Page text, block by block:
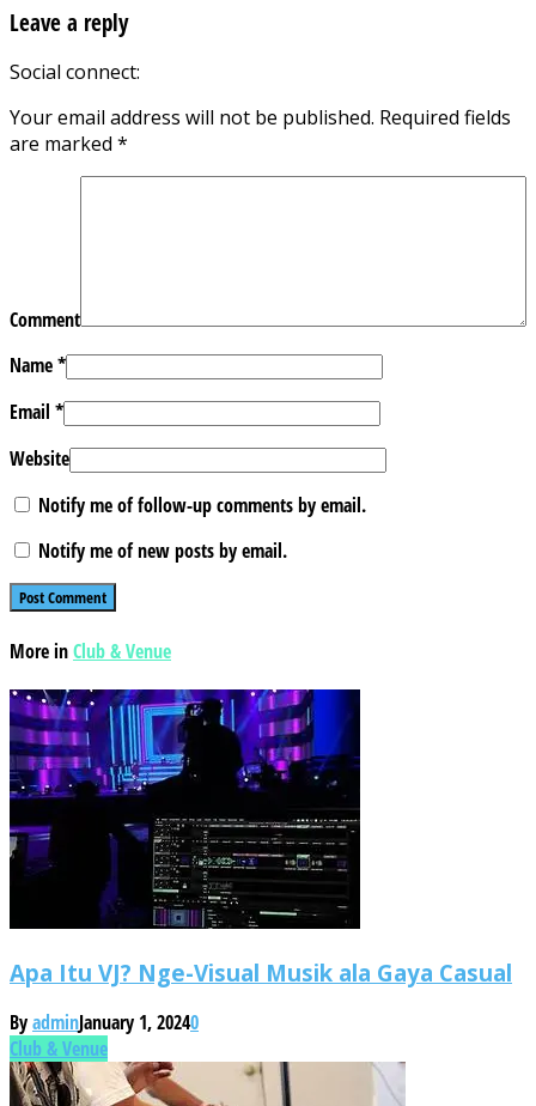
Leave a reply
Social connect:
Your email address will not be published. Required fields
are marked *
Comment
Name*
Email *
Website
Notify me of follow-up comments by email.
Notify me of new posts by email.
More inClub & Venue
Apa Itu VJ? Nge-Visual Musik ala Gaya Casual
ByadminJanuary 1, 20240
Club & Venue